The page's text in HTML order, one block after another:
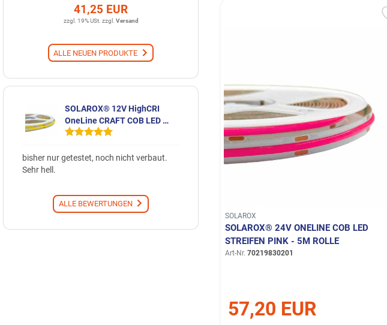
SOLAROX
SOLAROX® 24V ONELINE COB LED
STREIFEN PINK - 5M ROLLE
Art-Nr. 70219830201
57,20 EUR
41,25 EUR
zzgl. 19% USt. zzgl. Versand
ALLE NEUEN PRODUKTE
SOLAROX® 12V HighCRI
OneLine CRAFT COB LED …
bisher nur getestet, noch nicht verbaut.
Sehr hell.
ALLE BEWERTUNGEN